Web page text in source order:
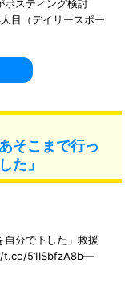
スティング検討
目（デイリースポー
そこまで行っ
た」
自分で下した」救援
t.co/51ISbfzA8b—